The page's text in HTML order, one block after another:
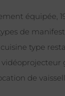
équipée,
de
type
vidéoprojecteur
de